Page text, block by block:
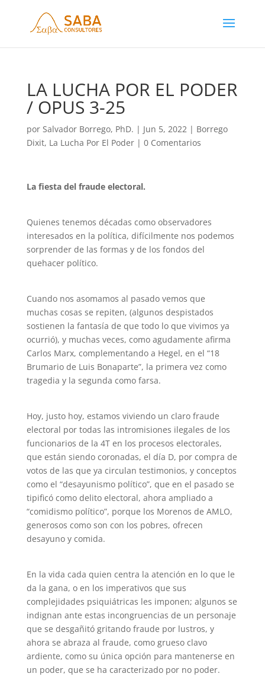
LA LUCHA POR EL PODER
/ OPUS 3-25
por Salvador Borrego, PhD. | Jun 5, 2022| Borrego
Dixit, La Lucha Por El Poder| 0 Comentarios
La fiesta del fraude electoral.
Quienes tenemos décadas como observadores
interesados en la política, difícilmente nos podemos
sorprender de las formas y de los fondos del
quehacer político.
Cuando nos asomamos al pasado vemos que
muchas cosas se repiten, (algunos despistados
sostienen la fantasía de que todo lo que vivimos ya
ocurrió), y muchas veces, como agudamente afirma
Carlos Marx, complementando a Hegel, en el “18
Brumario de Luis Bonaparte”, la primera vez como
tragedia y la segunda como farsa.
Hoy, justo hoy, estamos viviendo un claro fraude
electoral por todas las intromisiones ilegales de los
funcionarios de la 4T en los procesos electorales,
que están siendo coronadas, el día D, por compra de
votos de las que ya circulan testimonios, y conceptos
como el “desayunismo político”, que en el pasado se
tipificó como delito electoral, ahora ampliado a
“comidismo político”, porque los Morenos de AMLO,
generosos como son con los pobres, ofrecen
desayuno y comida.
En la vida cada quien centra la atención en lo que le
da la gana, o en los imperativos que sus
complejidades psiquiátricas les imponen; algunos se
indignan ante estas incongruencias de un personaje
que se desgañitó gritando fraude por lustros, y
ahora se abraza al fraude, como grueso clavo
ardiente, como su única opción para mantenerse en
un poder, que se ha caracterizado por no poder.